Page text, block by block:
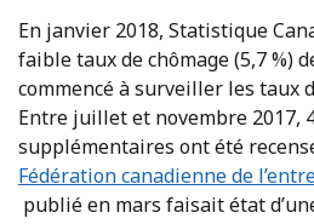
En janvier 2018, Statistique
faible taux de chômage (5,7 %)
commencé à surveiller les taux
Entre juillet et novembre 2017,
supplémentaires ont été
Fédération canadienne de
publié en mars faisait état